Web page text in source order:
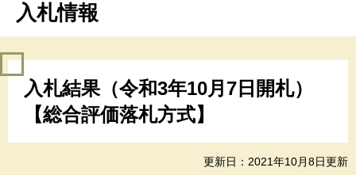
入札情報
入札結果（令和3年10月7日開札）
【総合評価落札方式】
更新日：2021年10月8日更新